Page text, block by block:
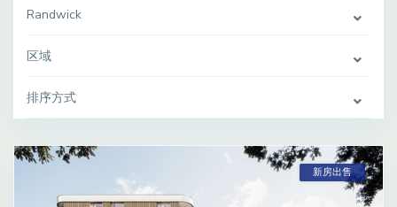
Randwick
区域
排序方式
新房出售